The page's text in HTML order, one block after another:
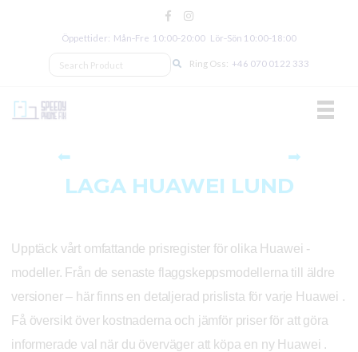
Öppettider: Mån‑Fre 10:00‑20:00 Lör‑Sön 10:00‑18:00
Ring Oss: +46 070 0122 333
⬅ ➡
LAGA HUAWEI LUND
Upptäck vårt omfattande prisregister för olika Huawei -
modeller. Från de senaste flaggskeppsmodellerna till äldre
versioner – här finns en detaljerad prislista för varje Huawei .
Få översikt över kostnaderna och jämför priser för att göra
informerade val när du överväger att köpa en ny Huawei .